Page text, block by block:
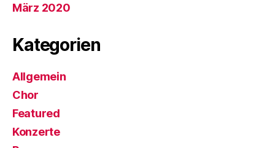
März 2020
Kategorien
Allgemein
Chor
Featured
Konzerte